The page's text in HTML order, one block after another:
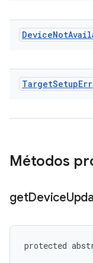
DeviceNot
TargetSetup
Métodos
getDevice
protected